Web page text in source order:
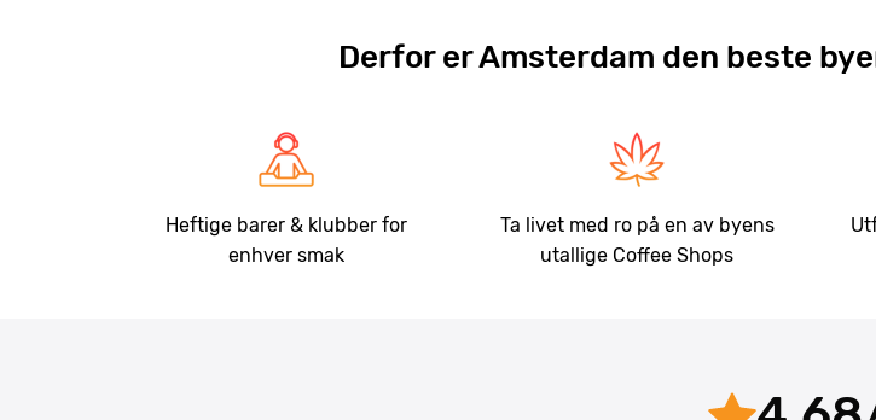
Derfor er Amsterdam den beste
Heftige barer & klubber for
enhver smak
Ta livet med ro på en av byens
utallige Coffee Shops